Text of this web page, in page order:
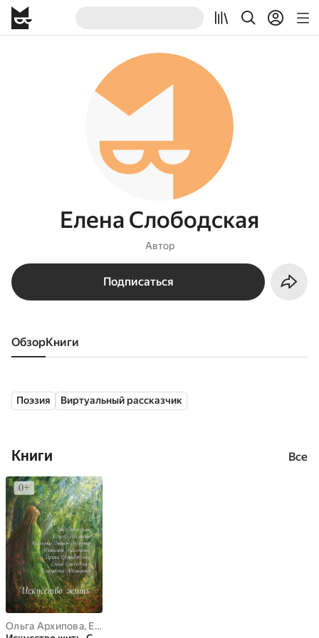
Елена Слободская
Автор
Подписаться
Обзор книги
Поэзия Виртуальный рассказчик
Книги Все
Ольга Архипова, Ева Горностай